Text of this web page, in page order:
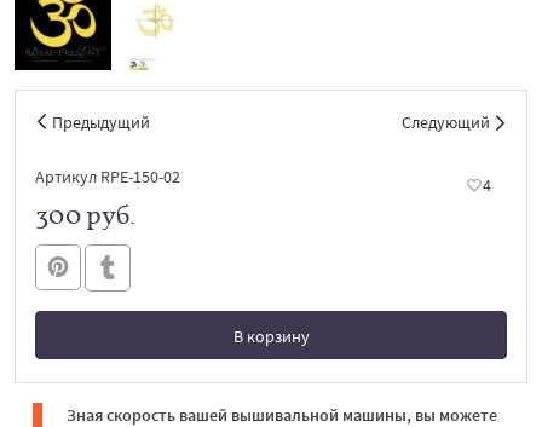
Предыдущий Следующий
Артикул RPE-150-02 4
300 руб.
В корзину
В корзине
Зная скорость вашей вышивальной машины, вы можете